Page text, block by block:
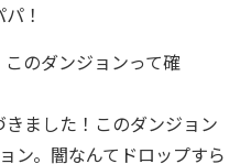
！
のダンジョンって確
ました！このダンジョン
ン。闇なんてドロップすら